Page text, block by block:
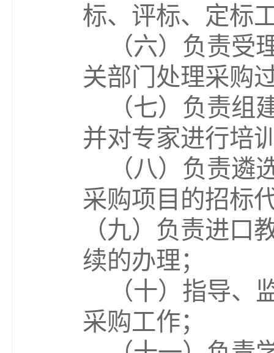
标、评标、定标
（六）负责
关部门处理采购
（七）负责
并对专家进行培
（八）负责遴
采购项目的招标
（九）负责进口
续的办理；
（十）指导
采购工作；